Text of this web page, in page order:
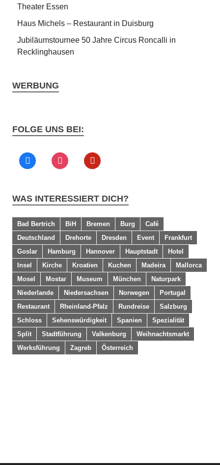
Theater Essen
Haus Michels – Restaurant in Duisburg
Jubiläumstournee 50 Jahre Circus Roncalli in
Recklinghausen
WERBUNG
FOLGE UNS BEI:
WAS INTERESSIERT DICH?
Bad Bertrich BiH Bremen Burg
Café
Deutschland
Drehorte Dresden Event
Frankfurt
Goslar
Hamburg Hannover Hauptstadt
Hotel
Insel
Kirche Kroatien Kuchen Madeira
Mallorca
Mosel
Mostar Museum München
Naturpark
Niederlande
Niedersachsen Norwegen
Portugal
Restaurant
Rheinland-Pfalz Rundreise
Salzburg
Schloss
Sehenswürdigkeit Spanien
Spezialität
Split
Stadtführung Valkenburg
Weihnachtsmarkt
Werksführung
Zagreb Österreich